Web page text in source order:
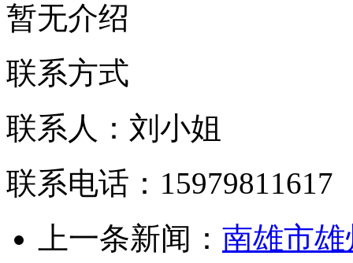
暂无介绍
联系方式
联系人：刘小姐
联系电话：15979811617
上一条新闻： 南雄市